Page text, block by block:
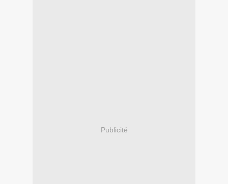
Publicité